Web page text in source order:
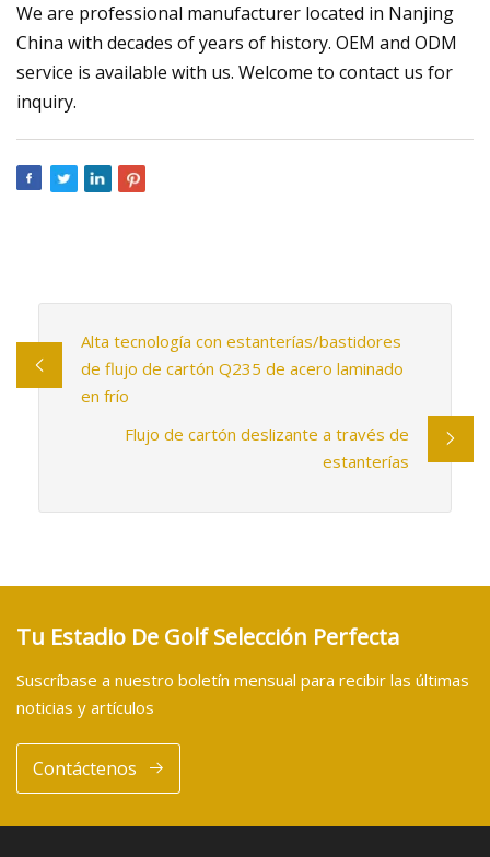
We are professional manufacturer located in Nanjing
China with decades of years of history. OEM and ODM
service is available with us. Welcome to contact us for
inquiry.
Alta tecnología con estanterías/bastidores
de flujo de cartón Q235 de acero laminado
en frío
Flujo de cartón deslizante a través de
estanterías
Tu Estadio De Golf Selección Perfecta
Suscríbase a nuestro boletín mensual para recibir las últimas
noticias y artículos
Contáctenos